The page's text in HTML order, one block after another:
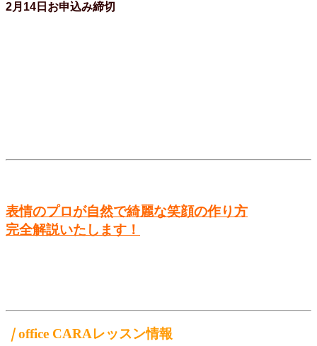
2月14日お申込み締切
表情のプロが自然で綺麗な笑顔の作り方
完全解説いたします！
｜office CARAレッスン情報